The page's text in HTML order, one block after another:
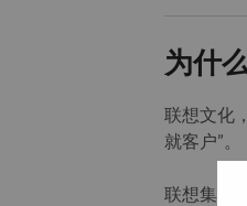
为什
联想文化
就客户”。
联想集团